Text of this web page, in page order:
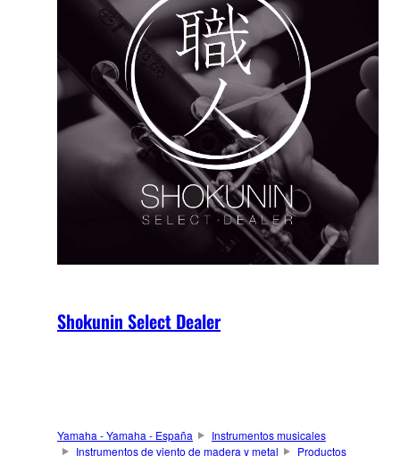
Shokunin Select Dealer
Yamaha - Yamaha - España
Instrumentos musicales
Instrumentos de viento de madera y metal
Productos